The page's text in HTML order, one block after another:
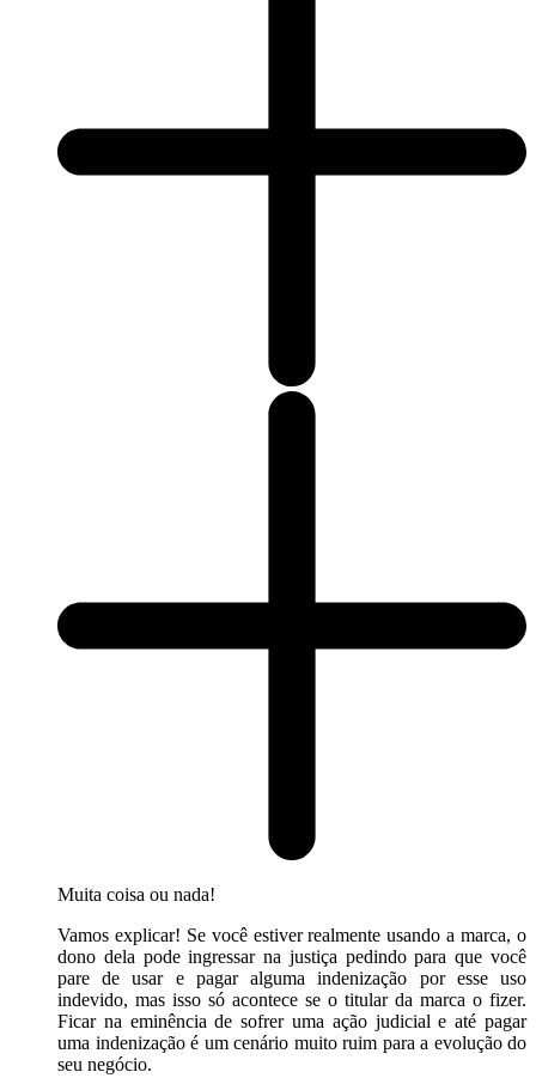
Muita coisa ou nada!
Vamos explicar! Se você estiver realmente usando a marca, o
dono dela pode ingressar na justiça pedindo para que você
pare de usar e pagar alguma indenização por esse uso
indevido, mas isso só acontece se o titular da marca o fizer.
Ficar na eminência de sofrer uma ação judicial e até pagar
uma indenização é um cenário muito ruim para a evolução do
seu negócio.